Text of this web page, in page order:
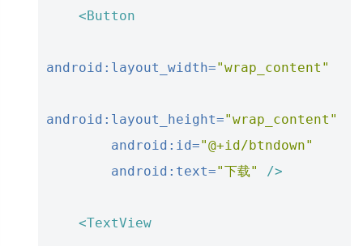
<Button
android:layout_width="wrap_content"
android:layout_height="wrap_content"
android:id="@+id/btndown"
android:text="下载" />
<TextView